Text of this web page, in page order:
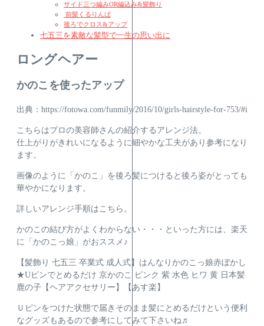
サイド三つ編みOR編込み&髪飾り
前髪くるりんぱ
後ろでクロス&アップ
七五三を素敵な髪型で一生の思い出に
ロングヘアー
かのこを使ったアップ
出典：https://fotowa.com/funmily/2016/10/girls-hairstyle-for-753/#i
こちらはプロの美容師さんの紹介するアレンジ法。
仕上がりがきれいになるように細やかな工夫があり参考になり
ます。
画像のように「かのこ」を後ろ髪につけると後ろ姿がとっても
華やかになります。
詳しいアレンジ手順はこちら。
かのこの結び方がよくわからない・・・ といった方には、楽天
に「かのこっ娘」がおススメ♪
【髪飾り 七五三 卒業式 成人式】はんなりかのこっ娘赤ぼかし
★Uピンでとめるだけ 京かのこ ピンク 紫 水色 ヒワ 黄 日本髪
鹿の子【ヘアアクセサリー】【あす楽】
Ｕピンをつけた状態で届きそのまま髪にとめるだけという便利
なグッズもあるので参考にしてみて下さいね♬